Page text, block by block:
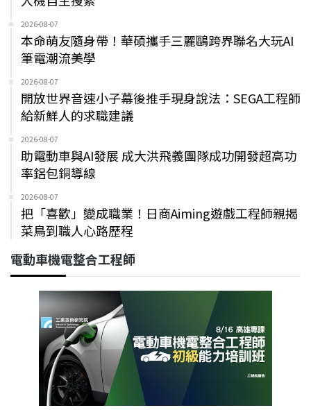
2026-08-07
本命萌友隨身帶！華碩攜手三麗鷗跨界聯名大玩AI
筆電潮流美學
2026-08-07
開放世界音速小子幕後推手現身說法：SEGA工程師
給新鮮人的求職建議
2026-08-07
助電動車與AI發展 成大洪飛義團隊成功開發超高功
率鋁包銅導線
2026-08-07
把「喜歡」變成職業！日商Aiming遊戲工程師親揭
菜鳥到職人心路歷程
電動車機電整合工程師